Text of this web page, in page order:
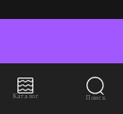
Каталог Поиск